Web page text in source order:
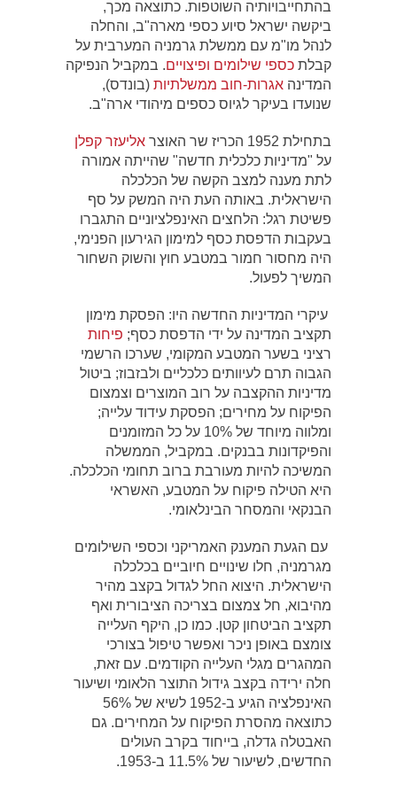
בהתחייבויותיה השוטפות. כתוצאה מכך,
ביקשה ישראל סיוע כספי מארה"ב, והחלה
לנהל מו"מ עם ממשלת גרמניה המערבית על
קבלת כספי שילומים ופיצויים. במקביל הנפיקה
המדינה אגרות-חוב ממשלתיות (בונדס),
שנועדו בעיקר לגיוס כספים מיהודי ארה"ב.
בתחילת 1952 הכריז שר האוצר
אליעזר קפלן
על "מדיניות כלכלית חדשה" שהייתה אמורה
לתת מענה למצב הקשה של הכלכלה
הישראלית. באותה העת היה המשק על סף
פשיטת רגל: הלחצים האינפלציוניים התגברו
בעקבות הדפסת כסף למימון הגירעון הפנימי,
היה מחסור חמור במטבע חוץ והשוק השחור
המשיך לפעול.
עיקרי המדיניות החדשה היו: הפסקת מימון
תקציב המדינה על ידי הדפסת כסף; פיחות
רציני בשער המטבע המקומי, שערכו הרשמי
הגבוה תרם לעיוותים כלכליים ולבזבוז; ביטול
מדיניות ההקצבה על רוב המוצרים וצמצום
הפיקוח על מחירים; הפסקת עידוד עלייה;
ומלווה מיוחד של 10% על כל המזומנים
והפיקדונות בבנקים. במקביל, הממשלה
המשיכה להיות מעורבת ברוב תחומי הכלכלה.
היא הטילה פיקוח על המטבע, האשראי
הבנקאי והמסחר הבינלאומי.
עם הגעת המענק האמריקני וכספי השילומים
מגרמניה, חלו שינויים חיוביים בכלכלה
הישראלית. היצוא החל לגדול בקצב מהיר
מהיבוא, חל צמצום בצריכה הציבורית ואף
תקציב הביטחון קטן. כמו כן, היקף העלייה
צומצם באופן ניכר ואפשר טיפול בצורכי
המהגרים מגלי העלייה הקודמים. עם זאת,
חלה ירידה בקצב גידול התוצר הלאומי ושיעור
האינפלציה הגיע ב-1952 לשיא של 56%
כתוצאה מהסרת הפיקוח על המחירים. גם
האבטלה גדלה, בייחוד בקרב העולים
החדשים, לשיעור של 11.5% ב-1953.